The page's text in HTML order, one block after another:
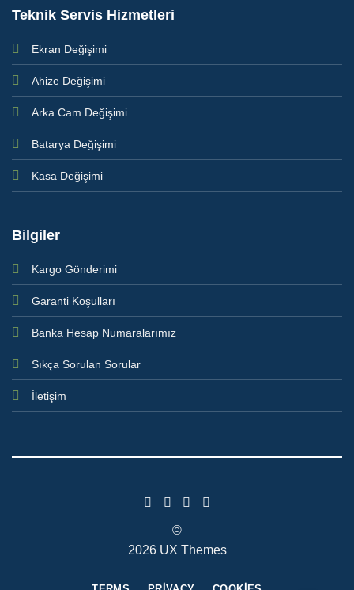
Teknik Servis Hizmetleri
Ekran Değişimi
Ahize Değişimi
Arka Cam Değişimi
Batarya Değişimi
Kasa Değişimi
Bilgiler
Kargo Gönderimi
Garanti Koşulları
Banka Hesap Numaralarımız
Sıkça Sorulan Sorular
İletişim
©
2026 UX Themes